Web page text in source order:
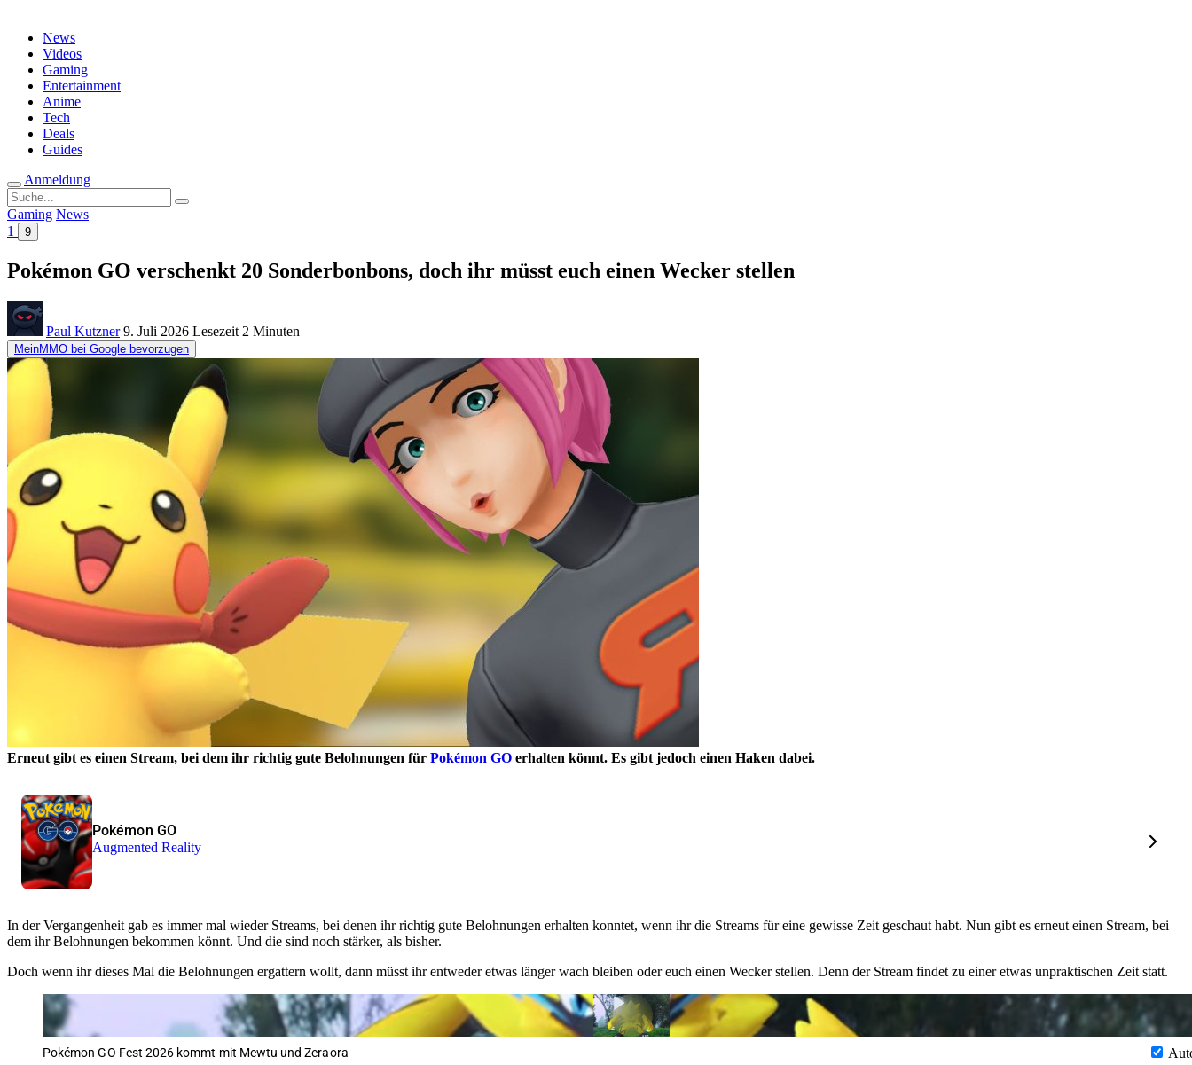
News
Videos
Gaming
Entertainment
Anime
Tech
Deals
Guides
Anmeldung
Suche
nach:
Gaming News
1
9
Pokémon GO verschenkt 20 Sonderbonbons, doch ihr müsst euch einen Wecker stellen
Paul Kutzner 9. Juli 2026 Lesezeit 2 Minuten
MeinMMO bei Google bevorzugen
Erneut gibt es einen Stream, bei dem ihr richtig gute Belohnungen für Pokémon GO erhalten könnt. Es gibt jedoch einen Haken dabei.
Pokémon GO
Augmented Reality
In der Vergangenheit gab es immer mal wieder Streams, bei denen ihr richtig gute Belohnungen erhalten konntet, wenn ihr die Streams für eine gewisse Zeit geschaut habt. Nun gibt es erneut einen Stream, bei
dem ihr Belohnungen bekommen könnt. Und die sind noch stärker, als bisher.
Doch wenn ihr dieses Mal die Belohnungen ergattern wollt, dann müsst ihr entweder etwas länger wach bleiben oder euch einen Wecker stellen. Denn der Stream findet zu einer etwas unpraktischen Zeit statt.
Pokémon GO Fest 2026 kommt mit Mewtu und Zeraora